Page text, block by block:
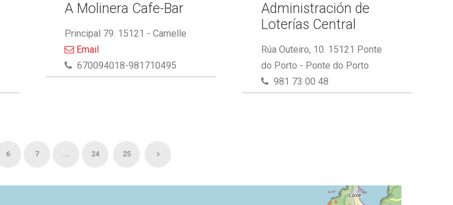
A Molinera Cafe-Bar
Principal 79. 15121 - Camelle
Email
670094018-981710495
Administración de
Loterías Central
Rúa Outeiro, 10. 15121 Ponte
do Porto - Ponte do Porto
981 73 00 48
6 7 ... 24 25